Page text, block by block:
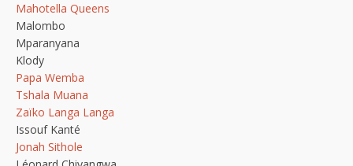
Mahotella Queens
Malombo
Mparanyana
Klody
Papa Wemba
Tshala Muana
Zaïko Langa Langa
Issouf Kanté
Jonah Sithole